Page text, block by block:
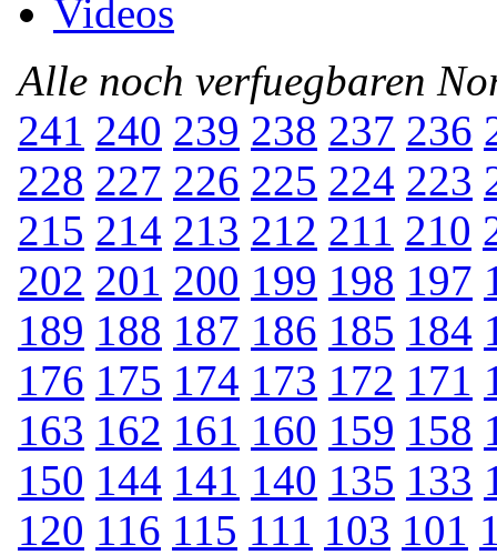
Videos
Alle noch verfuegbaren
241 240 239 238 237 236
228 227 226 225 224 223
215 214 213 212 211 210
202 201 200 199 198 197
189 188 187 186 185 184
176 175 174 173 172 171
163 162 161 160 159 158
150 144 141 140 135 133
120 116 115 111 103 101